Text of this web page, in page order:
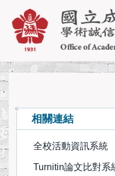
到
容
區
單位簡介
相關規章
相關連結
全校活動資訊系統
Turnitin論文比對系